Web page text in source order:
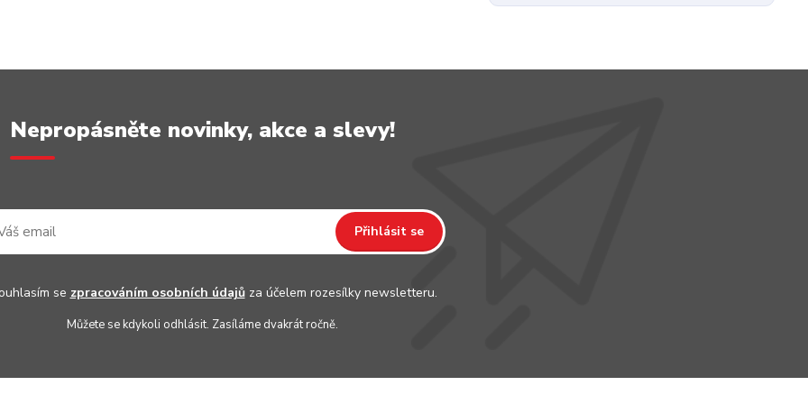
Nepropásněte novinky, akce a slevy!
Přihlásit se
se zpracováním osobních údajůza účelem rozesílky newsletteru.
Můžete se kdykoli odhlásit. Zasíláme dvakrát ročně.